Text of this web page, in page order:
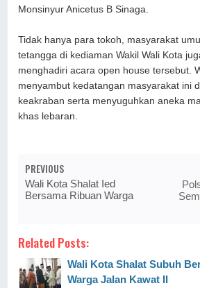
Monsinyur Anicetus B Sinaga.
Tidak hanya para tokoh, masyarakat
tetangga di kediaman Wakil Wali Kota
menghadiri acara open house tersebut.
menyambut kedatangan masyarakat ini
keakraban serta menyuguhkan aneka
khas lebaran.
PREVIOUS
Wali Kota Shalat Ied
Bersama Ribuan Warga
Related Posts:
Wali Kota Shalat Subuh
Warga Jalan Kawat II